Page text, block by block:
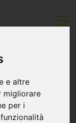
e altre
migliorare
per i